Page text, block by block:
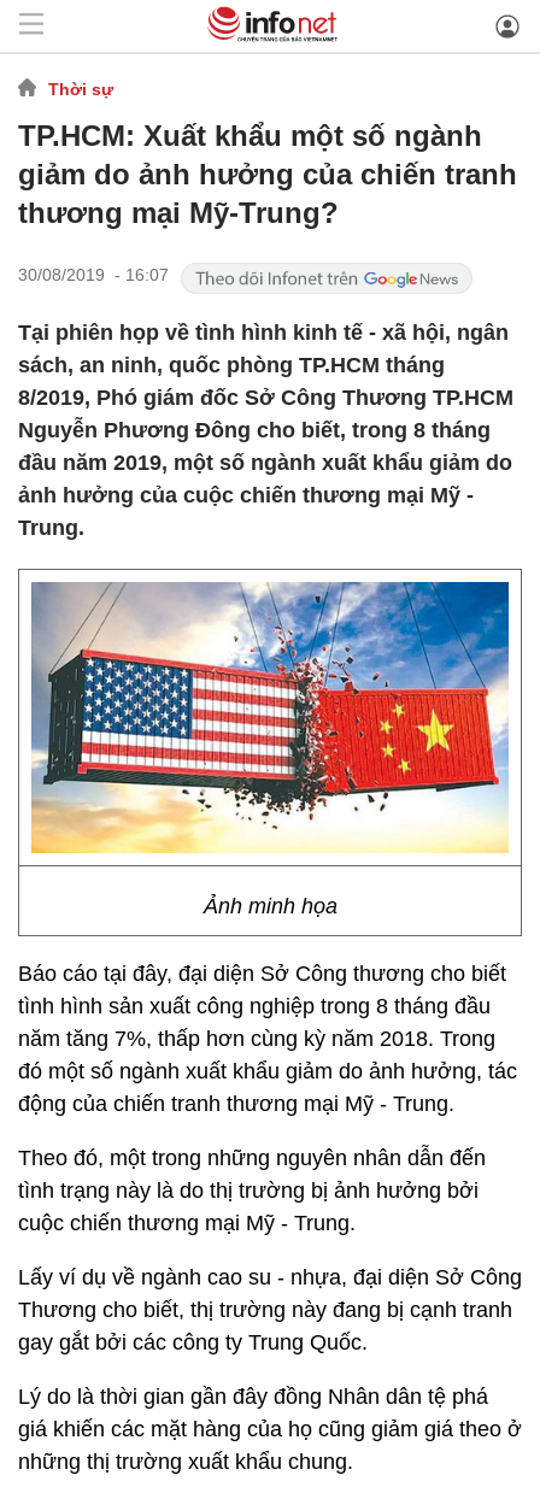
Thời sự
TP.HCM: Xuất khẩu một số ngành
giảm do ảnh hưởng của chiến tranh
thương mại Mỹ-Trung?
30/08/2019 - 16:07
Tại phiên họp về tình hình kinh tế - xã hội, ngân
sách, an ninh, quốc phòng TP.HCM tháng
8/2019, Phó giám đốc Sở Công Thương TP.HCM
Nguyễn Phương Đông cho biết, trong 8 tháng
đầu năm 2019, một số ngành xuất khẩu giảm do
ảnh hưởng của cuộc chiến thương mại Mỹ -
Trung.
Ảnh minh họa
Báo cáo tại đây, đại diện Sở Công thương cho biết
tình hình sản xuất công nghiệp trong 8 tháng đầu
năm tăng 7%, thấp hơn cùng kỳ năm 2018. Trong
đó một số ngành xuất khẩu giảm do ảnh hưởng, tác
động của chiến tranh thương mại Mỹ - Trung.
Theo đó, một trong những nguyên nhân dẫn đến
tình trạng này là do thị trường bị ảnh hưởng bởi
cuộc chiến thương mại Mỹ - Trung.
Lấy ví dụ về ngành cao su - nhựa, đại diện Sở Công
Thương cho biết, thị trường này đang bị cạnh tranh
gay gắt bởi các công ty Trung Quốc.
Lý do là thời gian gần đây đồng Nhân dân tệ phá
giá khiến các mặt hàng của họ cũng giảm giá theo ở
những thị trường xuất khẩu chung.